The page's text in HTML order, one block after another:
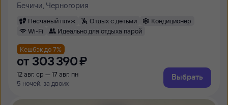
Бечичи, Черногория
Песчаный пляж Отдых с детьми
Кондиционер
Wi-Fi
Идеально для отдыха парой
Кешбэк до 7%
от 303 ⁠390 ⁠₽
12 авг, ср — 17 авг, пн
5 ночей, за двоих
Выбрать